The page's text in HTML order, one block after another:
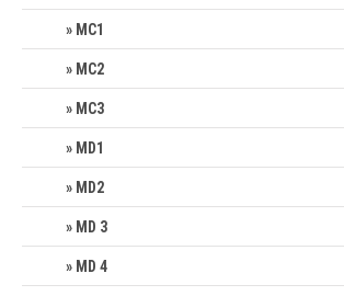
MC1
MC2
MC3
MD1
MD2
MD 3
MD 4